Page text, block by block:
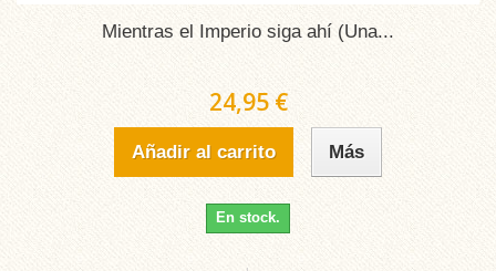
Mientras el Imperio siga ahí (Una...
24,95 €
Añadir al carrito Más
En stock.